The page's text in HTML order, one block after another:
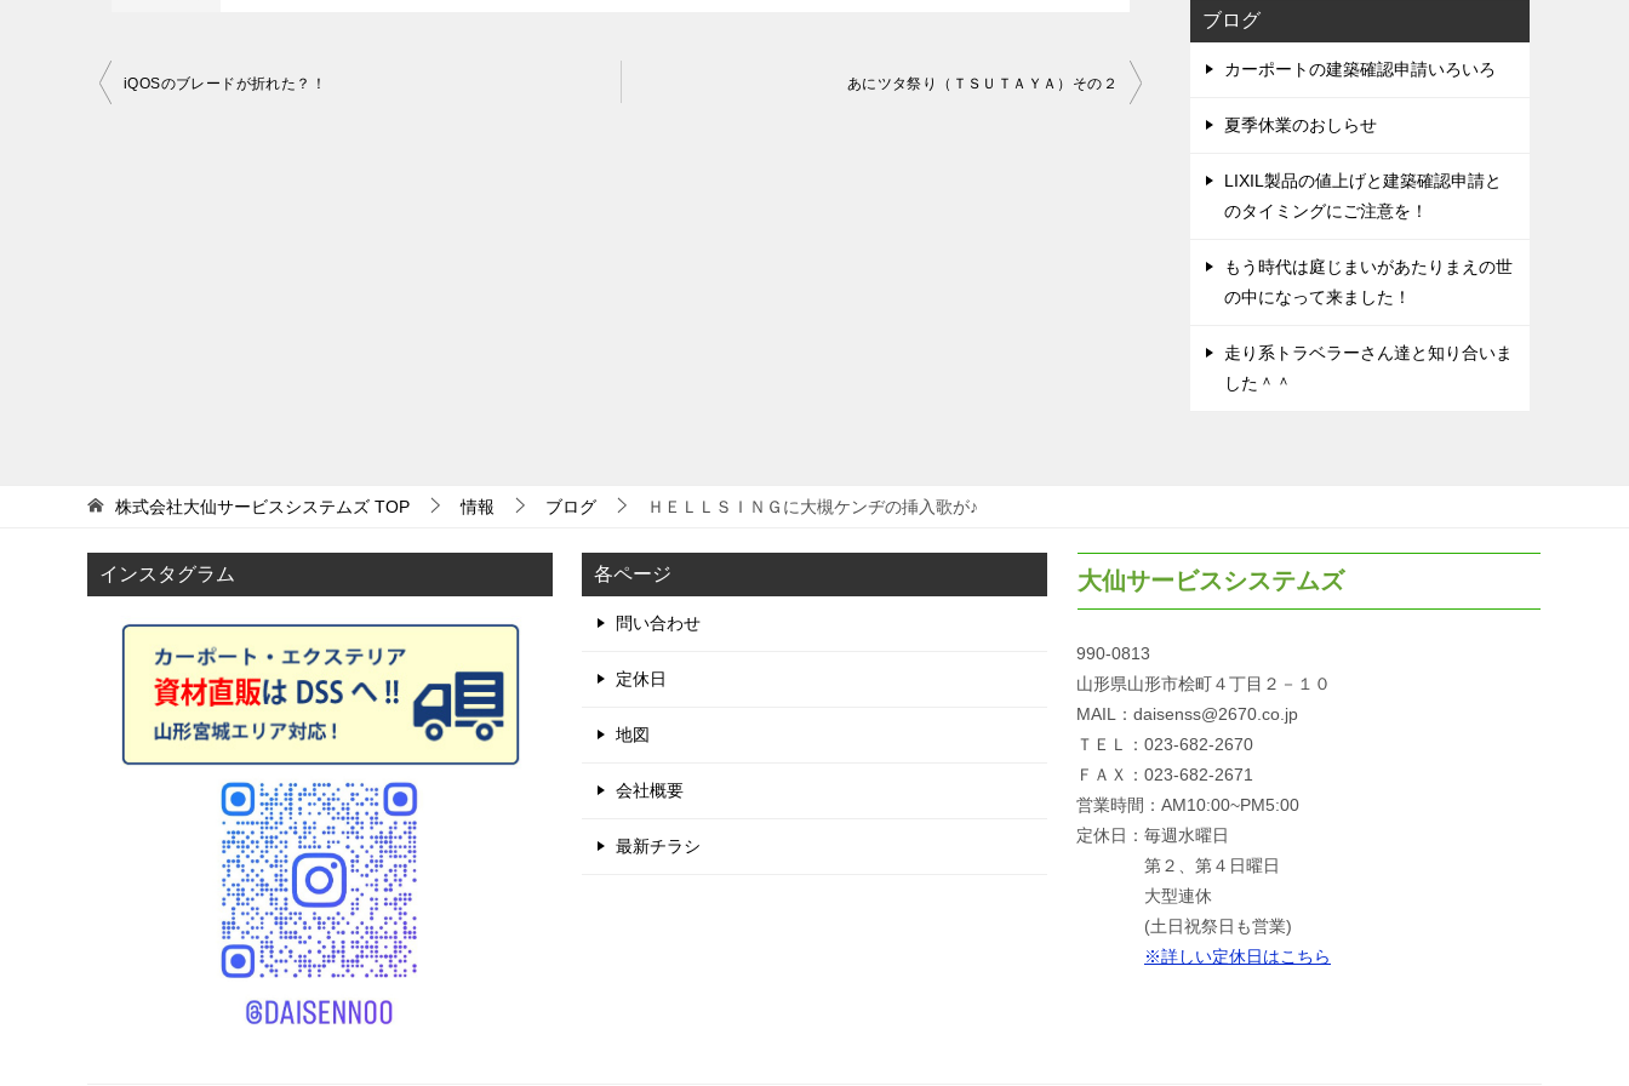
iQOSのブレードが折れた？！ あにツタ祭り（ＴＳＵＴＡＹＡ）その２
ブログ
カーポートの建築確認申請いろいろ
夏季休業のおしらせ
LIXIL製品の値上げと建築確認申請と
のタイミングにご注意を！
もう時代は庭じまいがあたりまえの世
の中になって来ました！
走り系トラベラーさん達と知り合いま
した＾＾
株式会社大仙サービスシステムズ TOP 情報 ブログ ＨＥＬＬＳＩＮＧに大槻ケンヂの挿入歌が♪
インスタグラム 各ページ
問い合わせ
定休日
地図
会社概要
最新チラシ
大仙サービスシステムズ
990-0813
山形県山形市桧町４丁目２－１０
MAIL：daisenss@2670.co.jp
ＴＥＬ：023-682-2670
ＦＡＸ：023-682-2671
営業時間：AM10:00~PM5:00
定休日：毎週水曜日
第２、第４日曜日
大型連休
(土日祝祭日も営業)
※詳しい定休日はこちら